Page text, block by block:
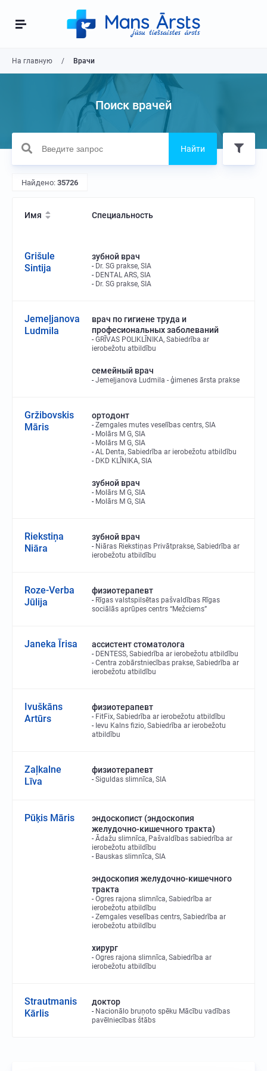
На главную Врачи
Поиск врачей
Найти
Найдено: 35726
Имя Специальность
Grišule
Sintija
зубной врач
Dr. SG prakse, SIA
DENTAL ARS, SIA
Dr. SG prakse, SIA
Jemeļjanova
Ludmila
врач по гигиене труда и
професиональных заболеваний
GRĪVAS POLIKLĪNIKA, Sabiedrība ar
ierobežotu atbildību
семейный врач
Jemeļjanova Ludmila - ģimenes ārsta prakse
Gržibovskis
Māris
ортодонт
Zemgales mutes veselības centrs, SIA
Molārs M G, SIA
Molārs M G, SIA
AL Denta, Sabiedrība ar ierobežotu atbildību
DKD KLĪNIKA, SIA
зубной врач
Molārs M G, SIA
Molārs M G, SIA
Riekstiņa
Niāra
зубной врач
Niāras Riekstiņas Privātprakse, Sabiedrība ar
ierobežotu atbildību
Roze-Verba
Jūlija
физиотерапевт
Rīgas valstspilsētas pašvaldības Rīgas
sociālās aprūpes centrs “Mežciems”
Janeka Īrisa ассистент стоматолога
DENTESS, Sabiedrība ar ierobežotu atbildību
Centra zobārstniecības prakse, Sabiedrība ar
ierobežotu atbildību
Ivuškāns
Artūrs
физиотерапевт
FitFix, Sabiedrība ar ierobežotu atbildību
Ievu Kalns fizio, Sabiedrība ar ierobežotu
atbildību
Zaļkalne
Līva
физиотерапевт
Siguldas slimnīca, SIA
Pūķis Māris
эндоскопист (эндоскопия
желудочно-кишечного тракта)
Ādažu slimnīca, Pašvaldības sabiedrība ar
ierobežotu atbildību
Bauskas slimnīca, SIA
эндоскопия желудочно-кишечного
тракта
Ogres rajona slimnīca, Sabiedrība ar
ierobežotu atbildību
Zemgales veselības centrs, Sabiedrība ar
ierobežotu atbildību
хирург
Ogres rajona slimnīca, Sabiedrība ar
ierobežotu atbildību
Strautmanis
Kārlis
доктор
Nacionālo bruņoto spēku Mācību vadības
pavēlniecības štābs